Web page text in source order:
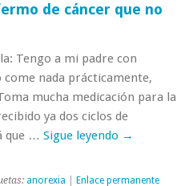
de cáncer que no
Tengo a mi padre con
nada prácticamente,
mucha medicación para la
ya dos ciclos de
que … Sigue leyendo →
anorexia Enlace permanente